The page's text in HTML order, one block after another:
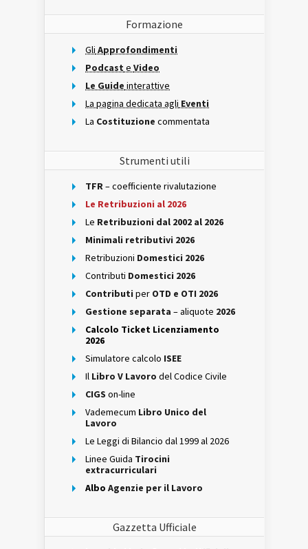
Formazione
Gli Approfondimenti
Podcast e Video
Le Guide interattive
La pagina dedicata agli Eventi
La Costituzione commentata
Strumenti utili
TFR– coefficiente rivalutazione
Le Retribuzioni al 2026
Le Retribuzioni dal 2002 al 2026
Minimali retributivi 2026
Retribuzioni Domestici 2026
Contributi Domestici 2026
Contributi per OTD e OTI 2026
Gestione separata – aliquote 2026
Calcolo Ticket Licenziamento
2026
Simulatore calcolo ISEE
Il Libro V Lavoro del Codice Civile
CIGS on-line
Vademecum Libro Unico del
Lavoro
Le Leggi di Bilancio dal 1999 al 2026
Linee Guida Tirocini
extracurriculari
Albo Agenzie per il Lavoro
Gazzetta Ufficiale